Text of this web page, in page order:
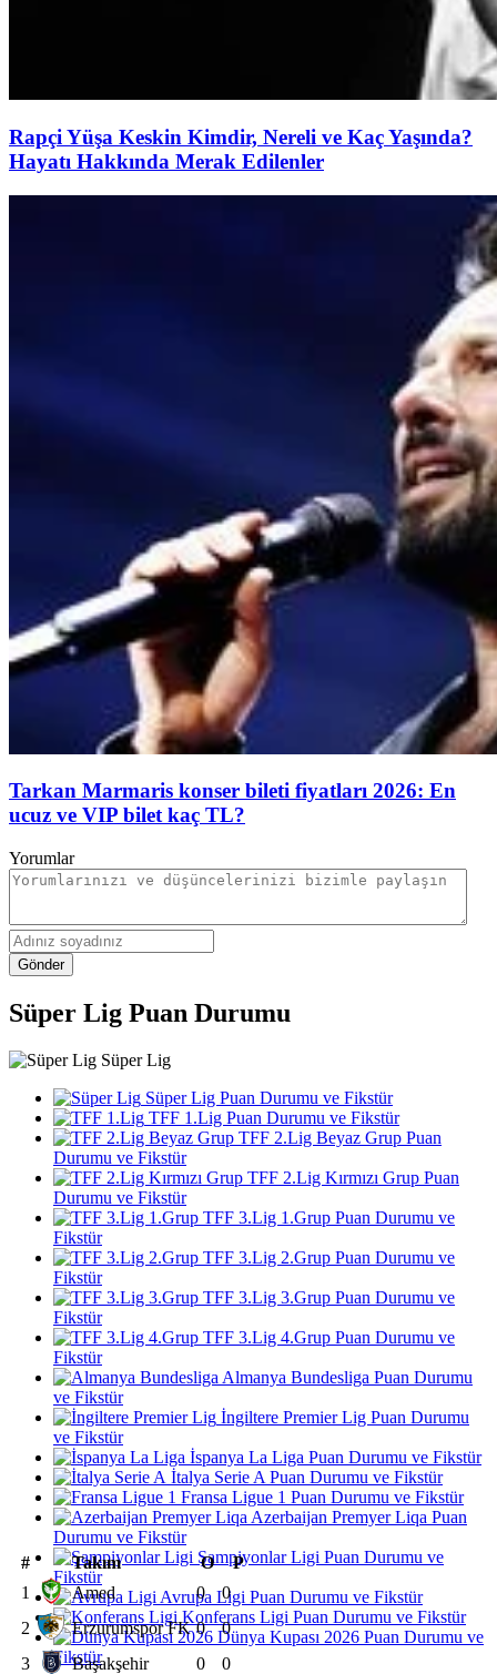
Rapçi Yüşa Keskin Kimdir, Nereli ve Kaç Yaşında?
Hayatı Hakkında Merak Edilenler
Tarkan Marmaris konser bileti fiyatları 2026: En
ucuz ve VIP bilet kaç TL?
Yorumlar
Gönder
Süper Lig Puan Durumu
Süper Lig
Süper Lig Puan Durumu ve Fikstür
TFF 1.Lig Puan Durumu ve Fikstür
TFF 2.Lig Beyaz Grup Puan
Durumu ve Fikstür
TFF 2.Lig Kırmızı Grup Puan
Durumu ve Fikstür
TFF 3.Lig 1.Grup Puan Durumu ve
Fikstür
TFF 3.Lig 2.Grup Puan Durumu ve
Fikstür
TFF 3.Lig 3.Grup Puan Durumu ve
Fikstür
TFF 3.Lig 4.Grup Puan Durumu ve
Fikstür
Almanya Bundesliga Puan Durumu
ve Fikstür
İngiltere Premier Lig Puan Durumu
ve Fikstür
İspanya La Liga Puan Durumu ve Fikstür
İtalya Serie A Puan Durumu ve Fikstür
Fransa Ligue 1 Puan Durumu ve Fikstür
Azerbaijan Premyer Liqa Puan
Durumu ve Fikstür
Şampiyonlar Ligi Puan Durumu ve
Fikstür
Avrupa Ligi Puan Durumu ve Fikstür
Konferans Ligi Puan Durumu ve Fikstür
Dünya Kupası 2026 Puan Durumu ve
Fikstür
# Takım O
P
1
Amed 0
0
2
Erzurumspor FK 0
0
3
Başakşehir 0
0